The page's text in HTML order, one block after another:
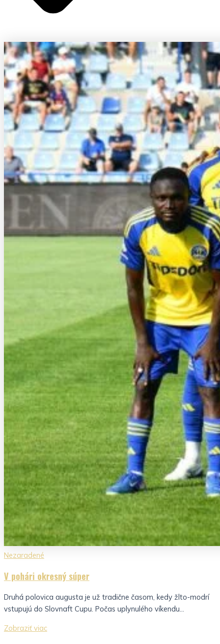
Nezaradené
V pohári okresný súper
Druhá polovica augusta je už tradične časom, kedy žlto-modrí
vstupujú do Slovnaft Cupu. Počas uplynulého víkendu...
Zobraziť viac